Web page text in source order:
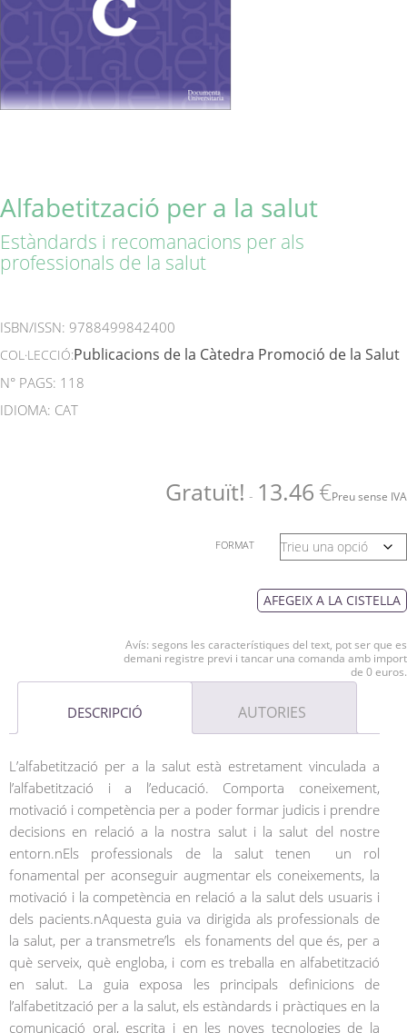
Alfabetització per a la salut
Estàndards i recomanacions per als
professionals de la salut
ISBN/ISSN: 9788499842400
COL·LECCIÓ:Publicacions de la Càtedra Promoció de la Salut
N° PAGS: 118
IDIOMA: CAT
Gratuït! - 13.46 €Preu sense IVA
FORMAT
AFEGEIX A LA CISTELLA
Avís: segons les característiques del text, pot ser que es
demani registre previ i tancar una comanda amb import
de 0 euros.
DESCRIPCIÓ AUTORIES
L’alfabetització per a la salut està estretament vinculada a
l’alfabetització i a l’educació. Comporta coneixement,
motivació i competència per a poder formar judicis i prendre
decisions en relació a la nostra salut i la salut del nostre
entorn.nEls professionals de la salut tenen un rol
fonamental per aconseguir augmentar els coneixements, la
motivació i la competència en relació a la salut dels usuaris i
dels pacients.nAquesta guia va dirigida als professionals de
la salut, per a transmetre’ls els fonaments del que és, per a
què serveix, què engloba, i com es treballa en alfabetització
en salut. La guia exposa les principals definicions de
l’alfabetització per a la salut, els estàndards i pràctiques en la
comunicació oral, escrita i en les noves tecnologies de la